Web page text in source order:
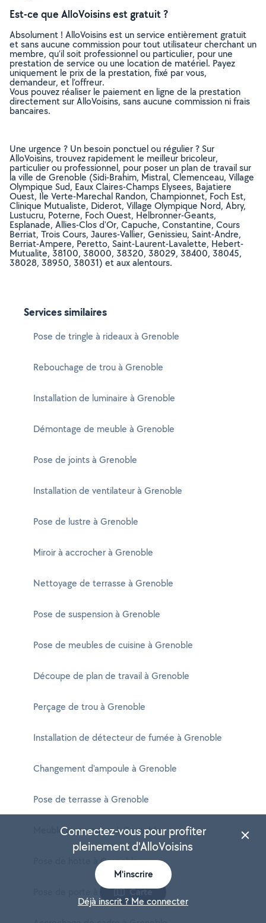
Est-ce que AlloVoisins est gratuit ?
Absolument ! AlloVoisins est un service entièrement gratuit
et sans aucune commission pour tout utilisateur cherchant un
membre, qu’il soit professionnel ou particulier, pour une
prestation de service ou une location de matériel. Payez
uniquement le prix de la prestation, fixé par vous,
demandeur, et l’offreur.
Vous pouvez réaliser le paiement en ligne de la prestation
directement sur AlloVoisins, sans aucune commission ni frais
bancaires.
Une urgence ? Un besoin ponctuel ou régulier ? Sur
AlloVoisins, trouvez rapidement le meilleur bricoleur,
particulier ou professionnel, pour poser un plan de travail sur
la ville de Grenoble (Sidi-Brahim, Mistral, Clemenceau, Village
Olympique Sud, Eaux Claires-Champs Elysees, Bajatiere
Ouest, Ile Verte-Marechal Randon, Championnet, Foch Est,
Clinique Mutualiste, Diderot, Village Olympique Nord, Abry,
Lustucru, Poterne, Foch Ouest, Helbronner-Geants,
Esplanade, Allies-Clos d'Or, Capuche, Constantine, Cours
Berriat, Trois Cours, Jaures-Vallier, Genissieu, Saint-Andre,
Berriat-Ampere, Peretto, Saint-Laurent-Lavalette, Hebert-
Mutualite, 38100, 38000, 38320, 38029, 38400, 38045,
38028, 38950, 38031) et aux alentours.
Services similaires
Pose de tringle à rideaux à Grenoble
Rebouchage de trou à Grenoble
Installation de luminaire à Grenoble
Démontage de meuble à Grenoble
Pose de joints à Grenoble
Installation de ventilateur à Grenoble
Pose de lustre à Grenoble
Miroir à accrocher à Grenoble
Nettoyage de terrasse à Grenoble
Pose de suspension à Grenoble
Pose de meubles de cuisine à Grenoble
Découpe de plan de travail à Grenoble
Perçage de trou à Grenoble
Installation de détecteur de fumée à Grenoble
Changement d'ampoule à Grenoble
Pose de terrasse à Grenoble
Meuble à accrocher à Grenoble
Pose de hotte à Grenoble
Pose de porte à GrenobleCarte
Connectez-vous pour profiter
pleinement d'AlloVoisins
M'inscrire
Déjà inscrit ? Me connecter